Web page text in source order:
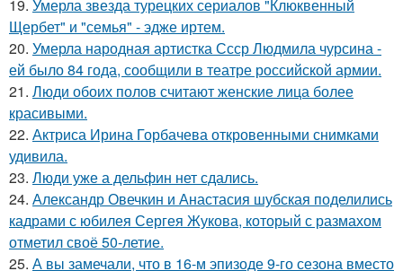
19. Умерла звезда турецких сериалов "Клюквенный
Щербет" и "семья" - эдже иртем.
20. Умерла народная артистка Ссср Людмила чурсина -
ей было 84 года, сообщили в театре российской армии.
21. Люди обоих полов считают женские лица более
красивыми.
22. Актриса Ирина Горбачева откровенными снимками
удивила.
23. Люди уже а дельфин нет сдались.
24. Александр Овечкин и Анастасия шубская поделились
кадрами с юбилея Сергея Жукова, который с размахом
отметил своё 50-летие.
25. А вы замечали, что в 16-м эпизоде 9-го сезона вместо